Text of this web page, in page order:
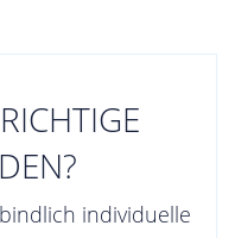
individuelle